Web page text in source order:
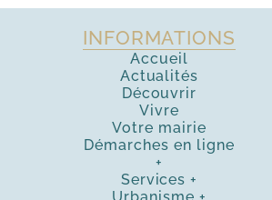
INFORMATIONS
Accueil
Actualités
Découvrir
Vivre
Votre mairie
Démarches en ligne
+
Services +